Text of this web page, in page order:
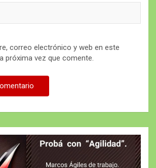
correo electrónico y web en este
próxima vez que comente.